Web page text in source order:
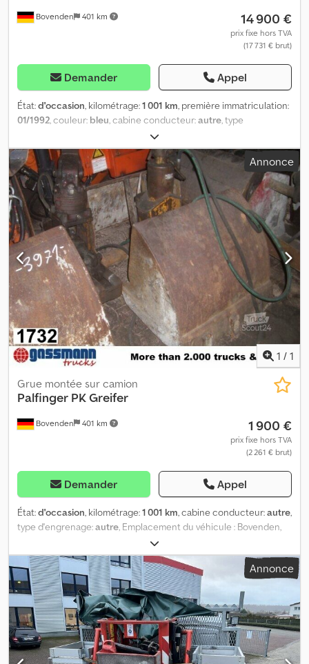
Bovenden 401 km 14 900 €
prix fixe hors TVA
(17 731 € brut)
Demander Appel
État:d'occasion, kilométrage:1 001 km, première immatriculation:
01/1992, couleur: bleu, cabine conducteur:autre, type
, Année de construction:
treuil à câble, Emplacement du véhicule : Bovenden, poste de
commande surélevé, stabilisation hydraulique à 4 points, 5
extensions hydrauliques, jib, treuil à câble. Crsdpfx Ajwrpvljlgof
Superstructure : 9,1 m – 2 670 kg, 26,7 m – 390 kg, treuil à câble
diagramme de charge : 9,1 m – 2 670 kg, 12,6 m – 1 830 kg, 16,1 m – 1
400 kg, 19,7 m – 900 kg, 23,2 m – 570 kg, 26,7 m – 390 kg !
Indications concernant les accessoires sans garantie, sous
réserve de modifications, de vente intermédiaire et d’erreurs.
Annonce
1 / 1
Bovenden 401 km
Grue montée sur camion
Palfinger PK Greifer
1 900 €
prix fixe hors TVA
(2 261 € brut)
Demander Appel
État:d'occasion, kilométrage:1 001 km, cabine conducteur:autre,
type d'engrenage:autre, Emplacement du véhicule : Bovenden,
Csdoi Rqgaepfx Algsrf Pince : largeur 680 mm, profondeur
440 mm, avec dents. INFORMATIONS CONCERNANT LES
ACCESSOIRES, SANS GARANTIE. Modifications, ventes
intermédiaires et erreurs réservées !
Annonce